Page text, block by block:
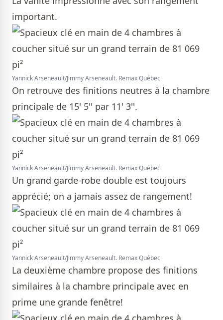
important.
Yannick Arseneault/Jimmy Arseneault. Remax Québec
On retrouve des finitions neutres à la chambre
principale de 15' 5'' par 11' 3''.
Yannick Arseneault/Jimmy Arseneault. Remax Québec
Un grand garde-robe double est toujours
apprécié; on a jamais assez de rangement!
Yannick Arseneault/Jimmy Arseneault. Remax Québec
La deuxième chambre propose des finitions
similaires à la chambre principale avec en
prime une grande fenêtre!